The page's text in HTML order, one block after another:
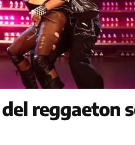
reggaeton